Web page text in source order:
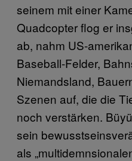
seinem mit einer
Quadcopter flog er
ab, nahm US-
Baseball-Felder,
Niemandsland,
Szenen auf, die die
noch verstärken.
sein
als